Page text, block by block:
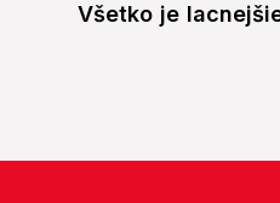
Všetko je